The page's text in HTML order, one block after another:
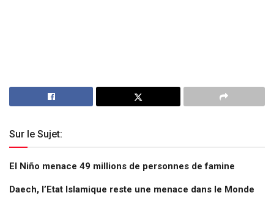
Sur le Sujet:
El Niño menace 49 millions de personnes de famine
Daech, l’Etat Islamique reste une menace dans le Monde